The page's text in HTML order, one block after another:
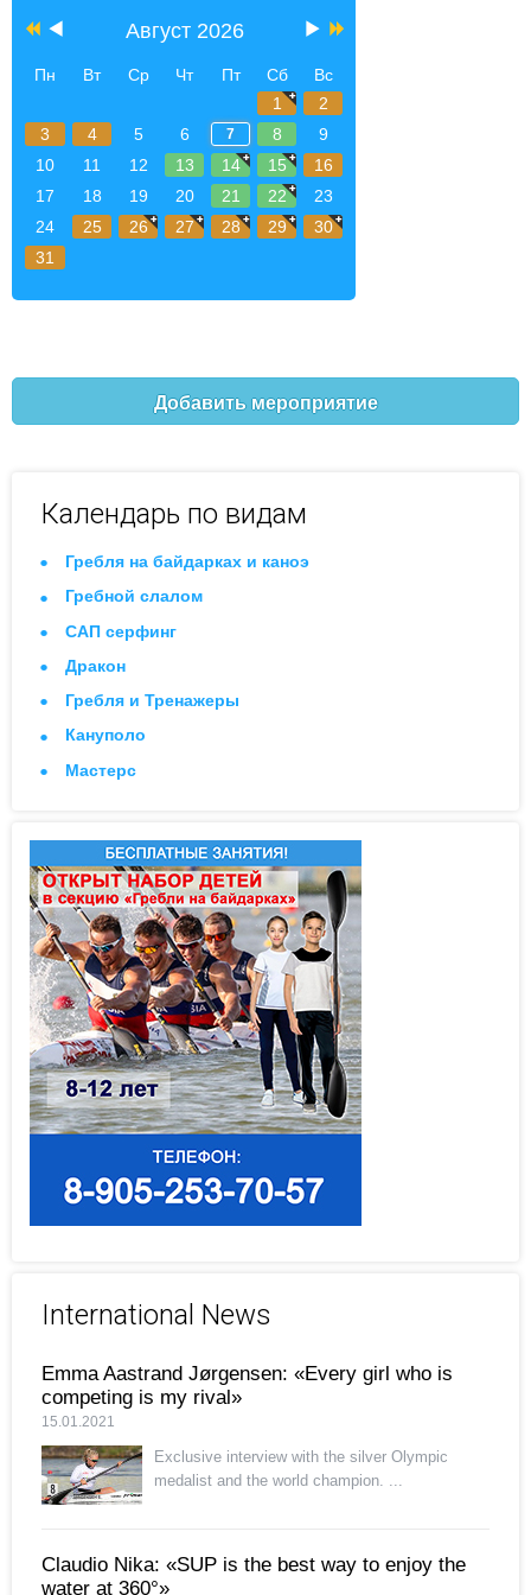
Август 2026
Пн Вт Ср Чт Пт Сб
Вс
1
2
3
4 5 6 7 8
9
10
11 12 13 14 15
16
17
18 19 20 21 22
23
24
25 26 27 28 29
30
31
Добавить мероприятие
Календарь по видам
Гребля на байдарках и каноэ
Гребной слалом
САП серфинг
Дракон
Гребля и Тренажеры
Кануполо
Мастерс
International News
Emma Aastrand Jørgensen: «Every girl who is
competing is my rival»
15.01.2021
Exclusive interview with the silver Olympic
medalist and the world champion. ...
Claudio Nika: «SUP is the best way to enjoy the
water at 360°»